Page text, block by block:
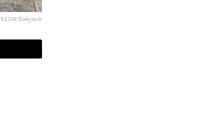
Białystok